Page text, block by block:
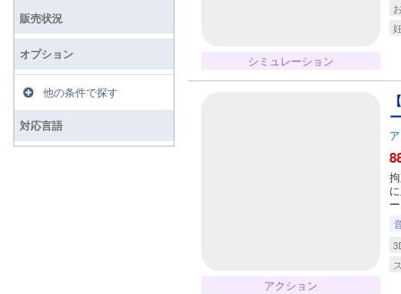
シミュレーション
アクション
販売状況
オプション
他の条件で探す
対応言語